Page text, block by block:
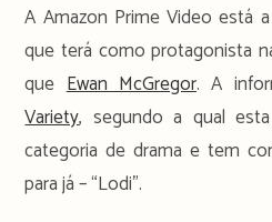
A Amazon Prime Video está
que terá como protagonista
queEwan McGregor. A
Variety, segundo a qual
categoria de drama e tem
para já – “Lodi”.